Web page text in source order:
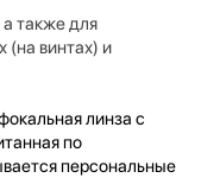
также для
(на винтах) и
линза с
по
персональные